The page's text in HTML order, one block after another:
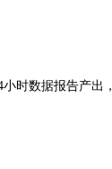
时数据报告产